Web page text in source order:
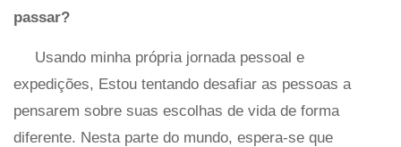
passar?
Usando minha própria jornada pessoal e
expedições, Estou tentando desafiar as pessoas a
pensarem sobre suas escolhas de vida de forma
diferente. Nesta parte do mundo, espera-se que